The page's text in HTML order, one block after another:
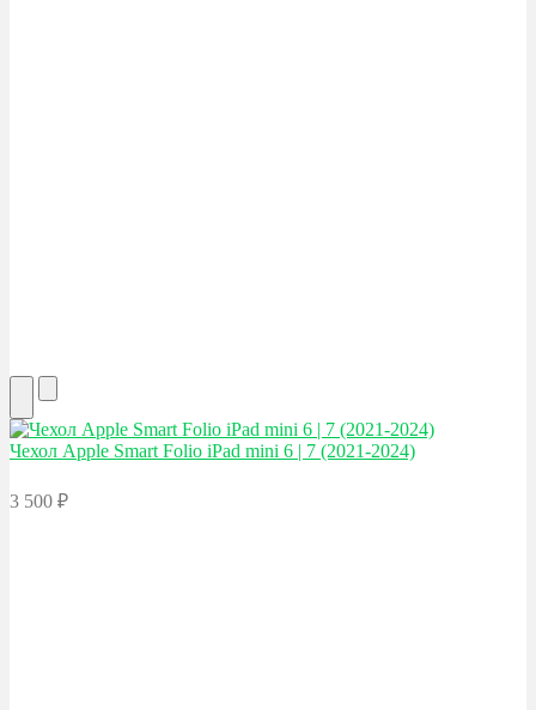
Чехол Apple Smart Folio iPad mini 6 | 7 (2021-2024)
3 500 ₽